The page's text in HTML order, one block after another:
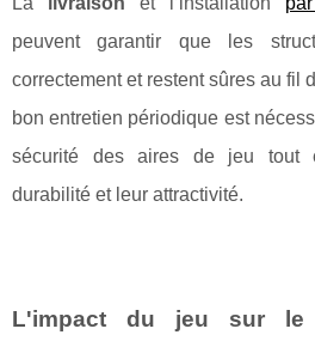
peuvent garantir que les
correctement et restent sûres au fil
bon entretien périodique est
sécurité des aires de jeu tout
durabilité et leur attractivité.
L'impact du jeu sur le